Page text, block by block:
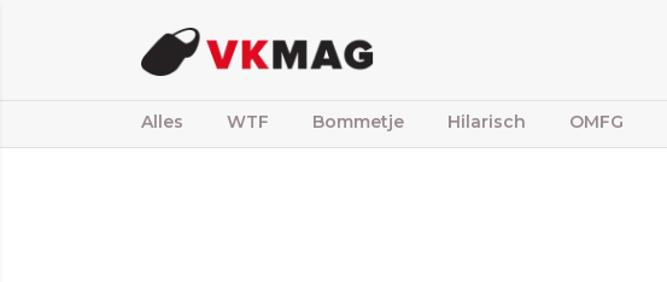
Alles WTF Bommetje Hilarisch OMFG